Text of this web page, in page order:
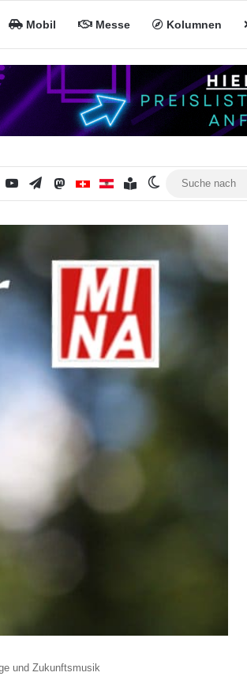
Mobil Messe Kolumnen
YouTubeTelegramMastodonMiNa CHMiNa AT
Inhaltsverzeichnis
Skin umschalten
und Zukunftsmusik